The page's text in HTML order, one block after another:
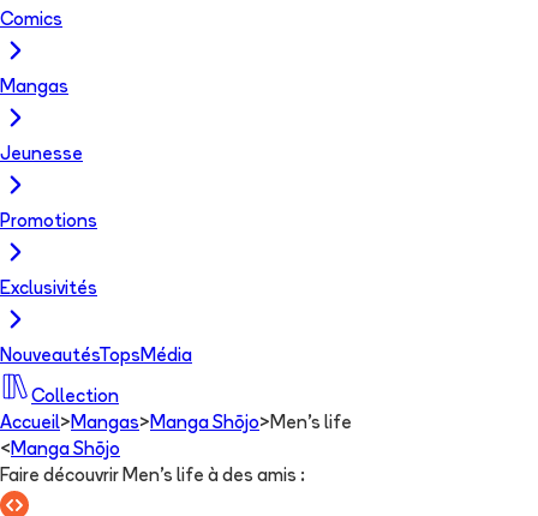
Comics
Mangas
Jeunesse
Promotions
Exclusivités
NouveautésTops Média
Collection
Accueil> Mangas> Manga Shōjo> Men's life
< Manga Shōjo
Faire découvrir Men's life à des amis :